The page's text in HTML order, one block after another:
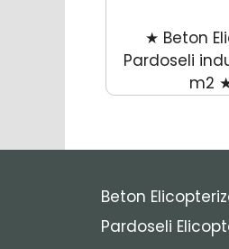
★ Beton
Pardoseli
m2
Beton
Pardoseli